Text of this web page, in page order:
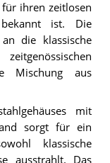
für ihren zeitlosen
ist. Die
die klassische
Mischung aus
mit
sorgt für ein
klassische
ausstrahlt. Das